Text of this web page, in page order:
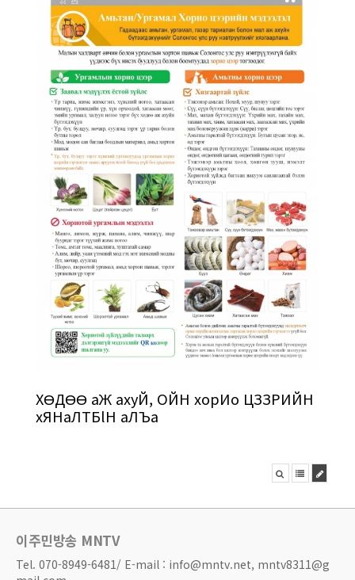
ХӨДӨӨ aЖ axyЙ, ОЙН xopИo ЦЗЗРИЙН
xЯНaЛТБlН aЛЪa
이주민방송 MNTV
Tel. 070-8949-6481/ E-mail : info@mntv.net, mntv8311@g